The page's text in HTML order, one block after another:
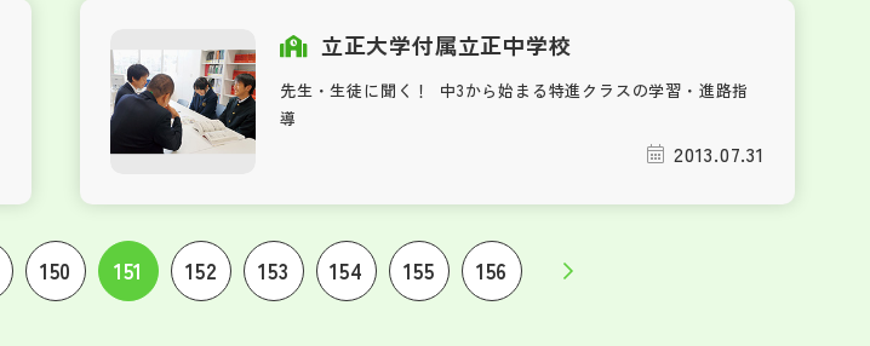
立正大学付属立正中学校
先生・生徒に聞く！ 中3から始まる特進クラスの学習・進路指
導
2013.07.31
150 151 152 153 154 155 156